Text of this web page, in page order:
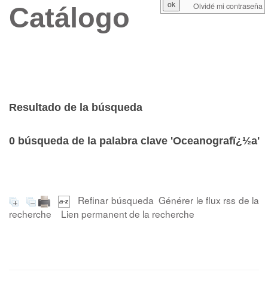
Catálogo
Resultado de la búsqueda
0 búsqueda de la palabra clave 'Oceanografï¿½a'
Refinar búsqueda Générer le flux rss de la
recherche
Lien permanent de la recherche
Olvidé mi contraseña